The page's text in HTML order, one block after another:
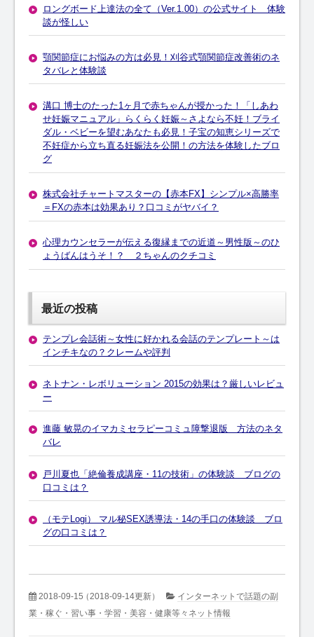
ロングボード上達法の全て（Ver.1.00）の公式サイト 体験
談が怪しい
顎関節症にお悩みの方は必見！刈谷式顎関節症改善術のネ
タバレと体験談
溝口 博士のたった1ヶ月で赤ちゃんが授かった！「しあわ
せ妊娠マニュアル」らくらく妊娠～さよなら不妊！ブライ
ダル・ベビーを望むあなたも必見！子宝の知恵シリーズで
不妊症から立ち直る妊娠法を公開！の方法を体験したブロ
グ
株式会社チャートマスターの【赤本FX】シンプル×高勝率
＝FXの赤本は効果あり？口コミがヤバイ？
心理カウンセラーが伝える復縁までの近道～男性版～のひ
ょうばんはうそ！？ ２ちゃんのクチコミ
最近の投稿
テンプレ会話術～女性に好かれる会話のテンプレート～は
インチキなの？クレームや評判
ネトナン・レボリューション 2015の効果は？厳しいレビュ
ー
進藤 敏晃のイマカミセラピーコミュ障撃退版 方法のネタ
バレ
戸川夏也「絶倫養成講座・11の技術」の体験談 ブログの
口コミは？
（モテLogi） マル秘SEX誘導法・14の手口の体験談 ブロ
グの口コミは？
2018-09-15（2018-09-14更新）
インターネットで話題の副
業・稼ぐ・習い事・学習・美容・健康等々ネット情報